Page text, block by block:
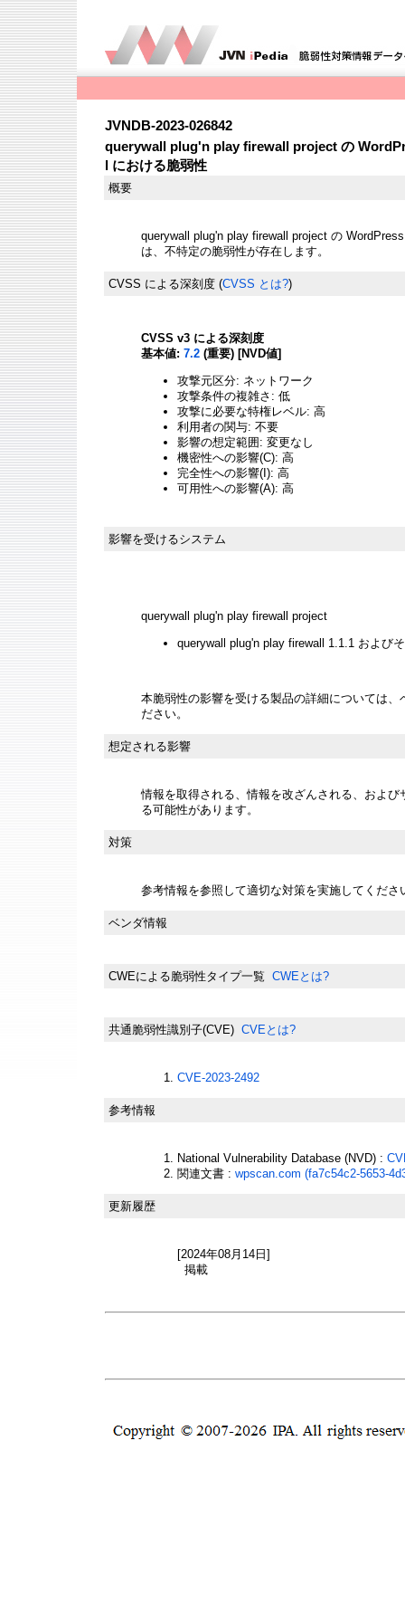
JVNDB-2023-026842
querywall plug'n play firewall project の
l における脆弱性
概要
querywall plug'n play firewall project の
は、不特定の脆弱性が存在します。
CVSS による深刻度 (CVSS とは?)
CVSS v3 による深刻度
基本値: 7.2 (重要) [NVD値]
攻撃元区分: ネットワーク
攻撃条件の複雑さ: 低
攻撃に必要な特権レベル: 高
利用者の関与: 不要
影響の想定範囲: 変更なし
機密性への影響(C): 高
完全性への影響(I): 高
可用性への影響(A): 高
影響を受けるシステム
querywall plug'n play firewall project
querywall plug'n play firewall 1.1.1 および
本脆弱性の影響を受ける製品の詳細については
ださい。
想定される影響
情報を取得される、情報を改ざんされる、およ
る可能性があります。
対策
参考情報を参照して適切な対策を実施してくださ
ベンダ情報
CWEによる脆弱性タイプ一覧 CWEとは?
共通脆弱性識別子(CVE) CVEとは?
CVE-2023-2492
参考情報
National Vulnerability Database (NVD) :
関連文書 : wpscan.com (fa7c54c2-5653-
更新履歴
[2024年08月14日]
掲載